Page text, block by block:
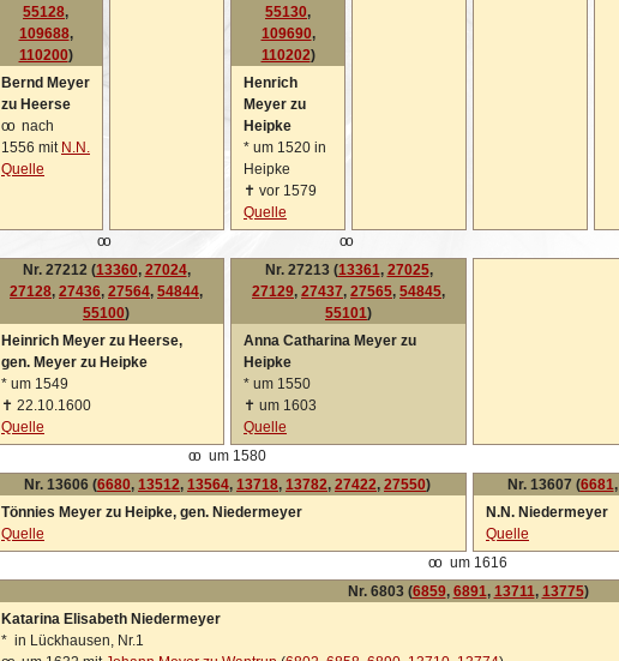
55128,
109688,
110200)
Bernd Meyer
zu Heerse
oo nach
1556 mit N.N.
Quelle
55130,
109690,
110202)
Henrich
Meyer zu
Heipke
* um 1520 in
Heipke
✝ vor 1579
Quelle
oo
oo
Nr. 27212 (13360, 27024,
27128, 27436, 27564, 54844,
55100)
Heinrich Meyer zu Heerse,
gen. Meyer zu Heipke
* um 1549
✝ 22.10.1600
Quelle
Nr. 27213 (13361, 27025,
27129, 27437, 27565, 54845,
55101)
Anna Catharina Meyer zu
Heipke
* um 1550
✝ um 1603
Quelle
oo um 1580
Nr. 13606 (6680, 13512, 13564, 13718, 13782, 27422, 27550)
Tönnies Meyer zu Heipke, gen. Niedermeyer
Quelle
Nr. 13607 (6681,
N.N. Niedermeyer
Quelle
oo
um 1616
Nr. 6803 (6859, 6891, 13711, 13775)
Katarina Elisabeth Niedermeyer
* in Lückhausen, Nr.1